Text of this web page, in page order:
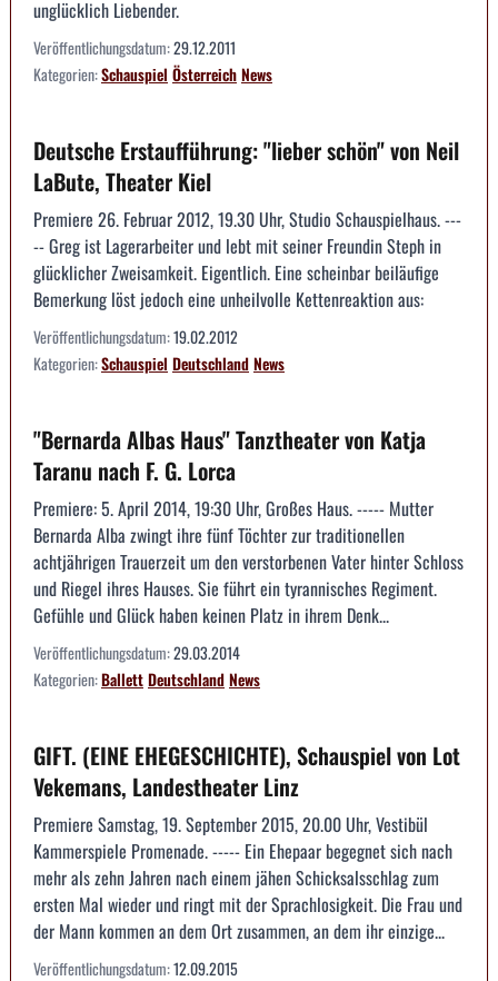
unglücklich Liebender.
Veröffentlichungsdatum:29.12.2011
Kategorien:Schauspiel ÖsterreichNews
Deutsche Erstaufführung: "lieber schön" von Neil
LaBute, Theater Kiel
Premiere 26. Februar 2012, 19.30 Uhr, Studio Schauspielhaus. ---
-- Greg ist Lagerarbeiter und lebt mit seiner Freundin Steph in
glücklicher Zweisamkeit. Eigentlich. Eine scheinbar beiläufige
Bemerkung löst jedoch eine unheilvolle Kettenreaktion aus:
Veröffentlichungsdatum:19.02.2012
Kategorien:Schauspiel DeutschlandNews
"Bernarda Albas Haus" Tanztheater von Katja
Taranu nach F. G. Lorca
Premiere: 5. April 2014, 19:30 Uhr, Großes Haus. ----- Mutter
Bernarda Alba zwingt ihre fünf Töchter zur traditionellen
achtjährigen Trauerzeit um den verstorbenen Vater hinter Schloss
und Riegel ihres Hauses. Sie führt ein tyrannisches Regiment.
Gefühle und Glück haben keinen Platz in ihrem Denk...
Veröffentlichungsdatum:29.03.2014
Kategorien:BallettDeutschlandNews
GIFT. (EINE EHEGESCHICHTE), Schauspiel von Lot
Vekemans, Landestheater Linz
Premiere Samstag, 19. September 2015, 20.00 Uhr, Vestibül
Kammerspiele Promenade. ----- Ein Ehepaar begegnet sich nach
mehr als zehn Jahren nach einem jähen Schicksalsschlag zum
ersten Mal wieder und ringt mit der Sprachlosigkeit. Die Frau und
der Mann kommen an dem Ort zusammen, an dem ihr einzige...
Veröffentlichungsdatum:12.09.2015